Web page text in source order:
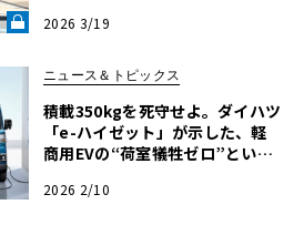
キャンプの最適解《LE VOLANT
2026 3/19
ニュース＆トピックス
積載350kgを死守せよ。ダイハツ
「e-ハイゼット」が示した、軽
商用EVの“荷室犠牲ゼロ”という
2026 2/10